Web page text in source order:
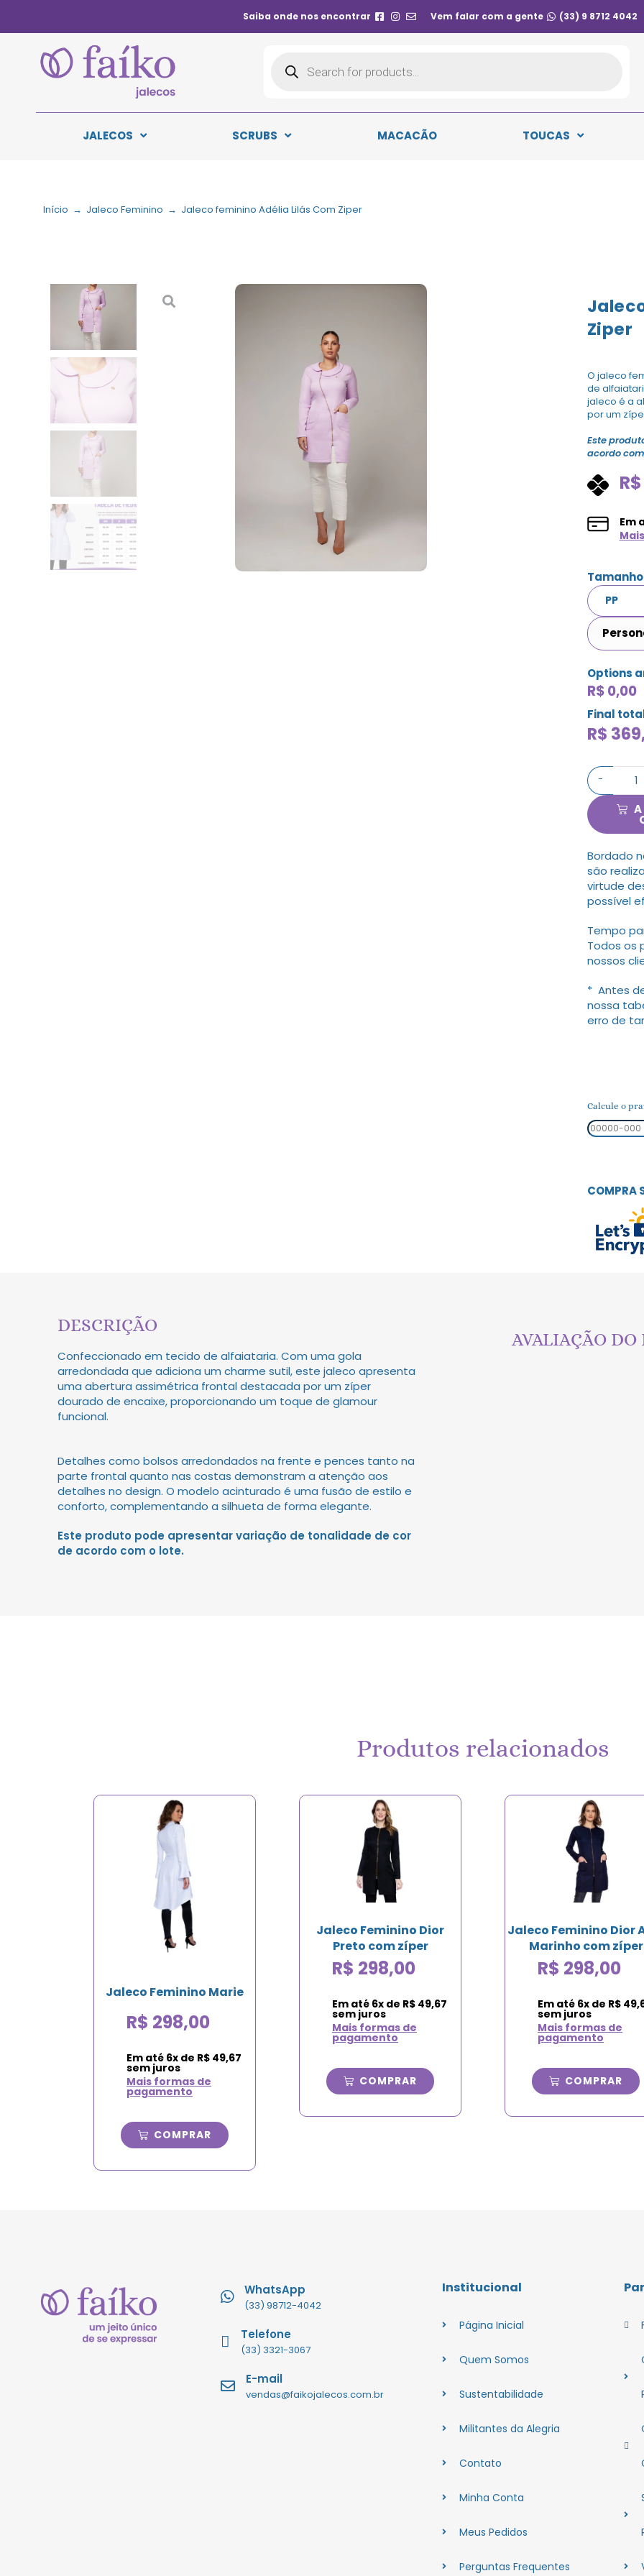
Saiba onde nos encontrar Vem falar com a gente (33) 9 8712 4042
JALECOS SCRUBS MACACÃO TOUCAS
Início → Jaleco Feminino → Jaleco feminino Adélia Lilás Com Ziper
Ziper
O jaleco
de
jaleco é a
por um
Este
acordo
R$
Em
Tamanho
Options
R$ 0,00
Final
R$
-
Bordado
são
virtude
possível
Tempo
Todos os
nossos
* Antes
nossa
erro de
Calcule o
COMPRA
DESCRIÇÃO
Confeccionado em tecido de alfaiataria. Com uma gola
arredondada que adiciona um charme sutil, este jaleco apresenta
uma abertura assimétrica frontal destacada por um zíper
dourado de encaixe, proporcionando um toque de glamour
funcional.
Detalhes como bolsos arredondados na frente e pences tanto na
parte frontal quanto nas costas demonstram a atenção aos
detalhes no design. O modelo acinturado é uma fusão de estilo e
conforto, complementando a silhueta de forma elegante.
Este produto pode apresentar variação de tonalidade de cor
de acordo com o lote.
AVALIAÇÃO DO
Produtos relacionados
Jaleco Feminino Marie
R$ 298,00
Em até 6x de R$ 49,67
sem juros
Mais formas de
pagamento
COMPRAR
Jaleco Feminino Dior
Preto com zíper
R$ 298,00
Em até 6x de R$ 49,67
sem juros
Mais formas de
pagamento
COMPRAR
Jaleco Feminino Dior
Marinho com zíper
R$ 298,00
Em até 6x de R$
sem juros
Mais formas de
pagamento
COMPRAR
WhatsApp
(33) 98712-4042
Telefone
(33) 3321-3067
E-mail
vendas@faikojalecos.com.br
Institucional
Página Inicial
Quem Somos
Sustentabilidade
Militantes da Alegria
Contato
Minha Conta
Meus Pedidos
Perguntas Frequentes